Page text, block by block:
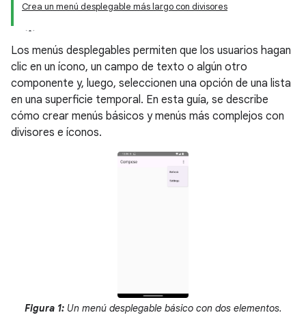
Crea un menú desplegable más largo con divisores
Los menús desplegables permiten que los usuarios hagan
clic en un ícono, un campo de texto o algún otro
componente y, luego, seleccionen una opción de una lista
en una superficie temporal. En esta guía, se describe
cómo crear menús básicos y menús más complejos con
divisores e íconos.
Figura 1:Un menú desplegable básico con dos elementos.